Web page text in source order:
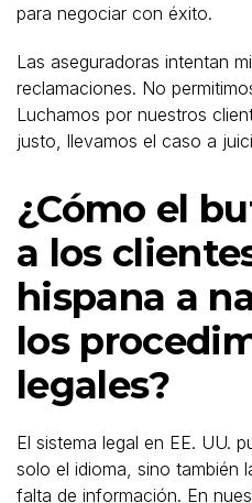
para negociar con éxito.
Las aseguradoras intentan
reclamaciones. No
Luchamos por nuestros
justo, llevamos el caso a
¿Cómo el
a los
hispana a
los
legales?
El sistema legal en EE. UU.
solo el idioma, sino también
falta de información. En